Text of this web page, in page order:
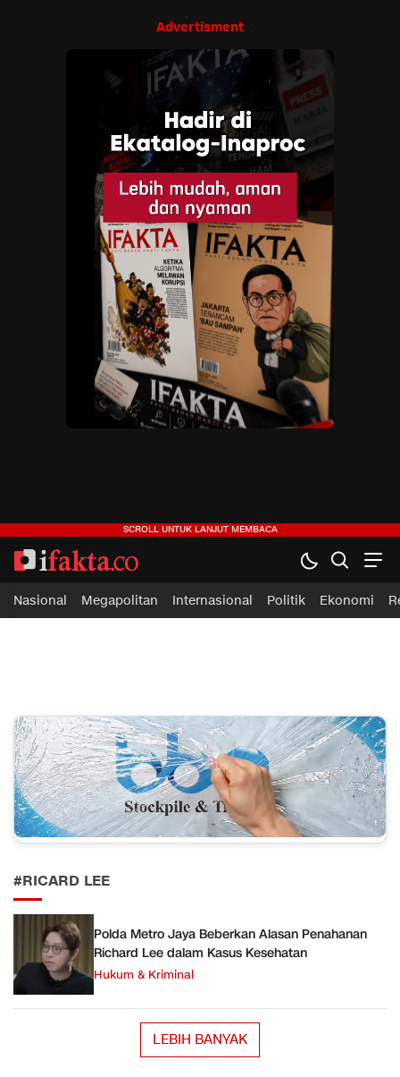
Advertisment
ifakta.co
#pastibenar
Nasional Megapolitan Internasional Politik Ekonomi
#RICARD LEE
Polda Metro Jaya Beberkan Alasan Penahanan
Richard Lee dalam Kasus Kesehatan
Hukum & Kriminal
LEBIH BANYAK